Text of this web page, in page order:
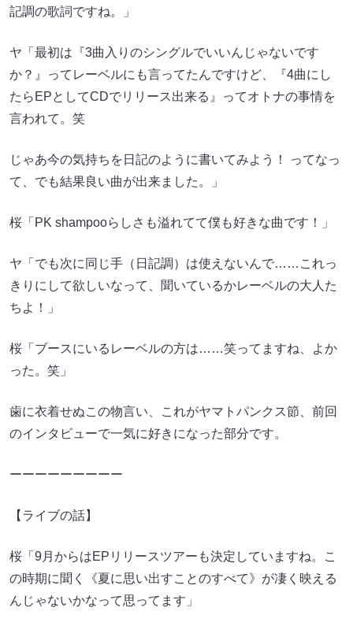
記調の歌詞ですね。」
ヤ「最初は『3曲入りのシングルでいいんじゃないです
か？』ってレーベルにも言ってたんですけど、『4曲にし
たらEPとしてCDでリリース出来る』ってオトナの事情を
言われて。笑
じゃあ今の気持ちを日記のように書いてみよう！ ってなっ
て、でも結果良い曲が出来ました。」
桜「PK shampooらしさも溢れてて僕も好きな曲です！」
ヤ「でも次に同じ手（日記調）は使えないんで……これっ
きりにして欲しいなって、聞いているかレーベルの大人た
ちよ！」
桜「ブースにいるレーベルの方は……笑ってますね、よか
った。笑」
歯に衣着せぬこの物言い、これがヤマトパンクス節、前回
のインタビューで一気に好きになった部分です。
ーーーーーーーーー
【ライブの話】
桜「9月からはEPリリースツアーも決定していますね。こ
の時期に聞く《夏に思い出すことのすべて》が凄く映える
んじゃないかなって思ってます」